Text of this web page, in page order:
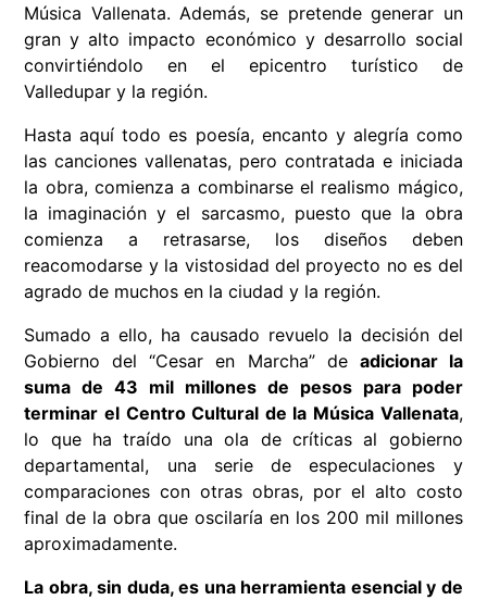
Música Vallenata. Además, se pretende generar un
gran y alto impacto económico y desarrollo social
convirtiéndolo en el epicentro turístico de
Valledupar y la región.
Hasta aquí todo es poesía, encanto y alegría como
las canciones vallenatas, pero contratada e iniciada
la obra, comienza a combinarse el realismo mágico,
la imaginación y el sarcasmo, puesto que la obra
comienza a retrasarse, los diseños deben
reacomodarse y la vistosidad del proyecto no es del
agrado de muchos en la ciudad y la región.
Sumado a ello, ha causado revuelo la decisión del
Gobierno del “Cesar en Marcha” de adicionar la
suma de 43 mil millones de pesos para poder
terminar el Centro Cultural de la Música Vallenata,
lo que ha traído una ola de críticas al gobierno
departamental, una serie de especulaciones y
comparaciones con otras obras, por el alto costo
final de la obra que oscilaría en los 200 mil millones
aproximadamente.
La obra, sin duda, es una herramienta esencial y de